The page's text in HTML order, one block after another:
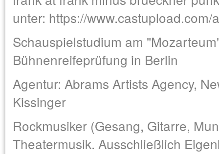
unter: https://
Schauspielstudium am
Bühnenreifeprüfung in Berlin
Agentur: Abrams Artists Agency,
Kissinger
Rockmusiker (Gesang, Gitarre,
Theatermusik. Ausschließlich